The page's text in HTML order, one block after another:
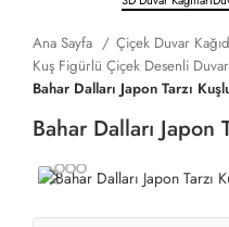
Ana Sayfa
Çiçek Duvar
Kuş Figürlü Çiçek Desenli Duvar
Bahar Dalları Japon Tarzı
Bahar Dalları Japon